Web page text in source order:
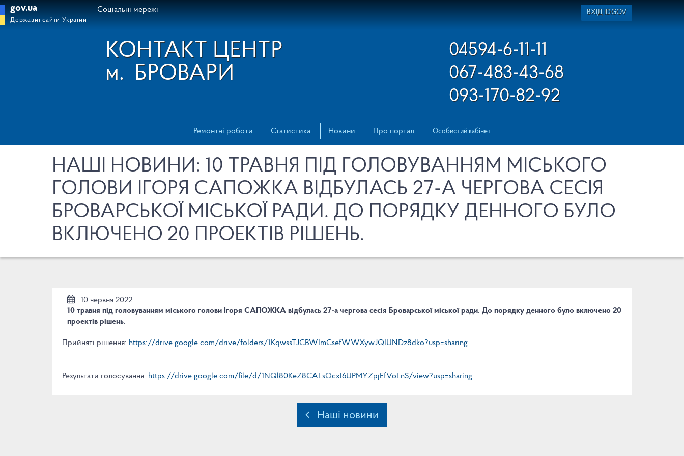
gov.ua
Державні сайти України
Соціальні мережі ВХІД ID.GOV
КОНТАКТ ЦЕНТР
м. БРОВАРИ
04594-6-11-11
067-483-43-68
093-170-82-92
Ремонтні роботи Статистика Новини Про портал Особистий кабінет
НАШІ НОВИНИ: 10 ТРАВНЯ ПІД ГОЛОВУВАННЯМ МІСЬКОГО
ГОЛОВИ ІГОРЯ САПОЖКА ВІДБУЛАСЬ 27-А ЧЕРГОВА СЕСІЯ
БРОВАРСЬКОЇ МІСЬКОЇ РАДИ. ДО ПОРЯДКУ ДЕННОГО БУЛО
ВКЛЮЧЕНО 20 ПРОЕКТІВ РІШЕНЬ.
10 червня 2022
10 травня під головуванням міського голови Ігоря САПОЖКА відбулась 27-а чергова сесія Броварської міської ради. До порядку денного було включено 20
проектів рішень.
Прийняті рішення: https://drive.google.com/drive/folders/1KqwssTJCBWImCsefWWXywJQIUNDz8dko?usp=sharing
Результати голосування: https://drive.google.com/file/d/1NQl80KeZ8CALsOcxI6UPMYZpjEfVoLnS/view?usp=sharing
Наші новини